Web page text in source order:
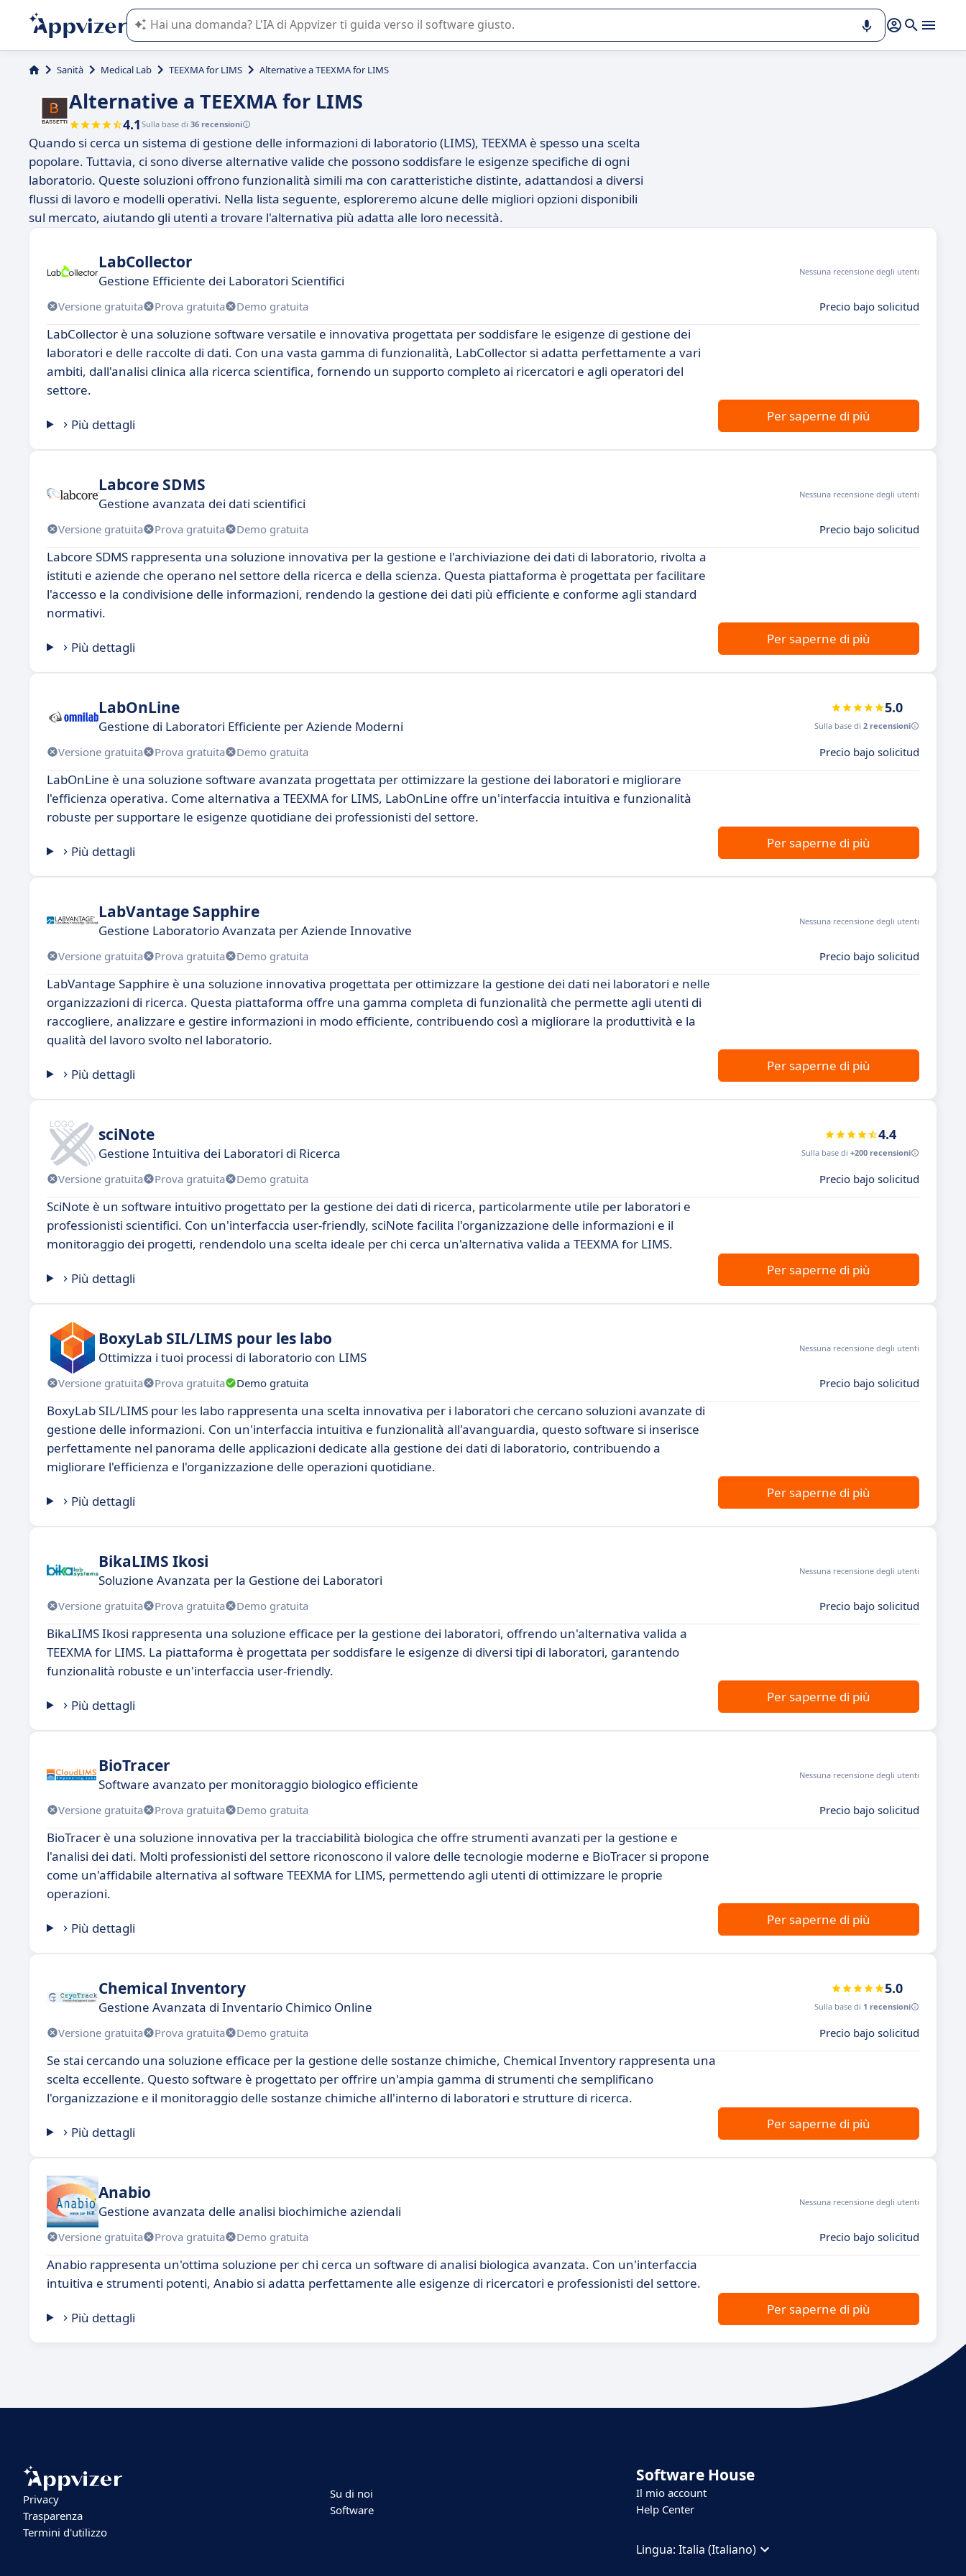
L'IA di Appvizer vi guida nell'utilizzo o nella scelta di un software SaaS per la vostra azienda.
Sanità Medical Lab TEEXMA for LIMS Alternative a TEEXMA for LIMS
Alternative a TEEXMA for LIMS
4.1 Sulla base di 36 recensioni
Quando si cerca un sistema di gestione delle informazioni di laboratorio (LIMS), TEEXMA è spesso una scelta
popolare. Tuttavia, ci sono diverse alternative valide che possono soddisfare le esigenze specifiche di ogni
laboratorio. Queste soluzioni offrono funzionalità simili ma con caratteristiche distinte, adattandosi a diversi
flussi di lavoro e modelli operativi. Nella lista seguente, esploreremo alcune delle migliori opzioni disponibili
sul mercato, aiutando gli utenti a trovare l'alternativa più adatta alle loro necessità.
LabCollector
Gestione Efficiente dei Laboratori Scientifici
Nessuna recensione degli utenti
Versione gratuita Prova gratuita Demo gratuita Precio bajo solicitud
LabCollector è una soluzione software versatile e innovativa progettata per soddisfare le esigenze di gestione dei
laboratori e delle raccolte di dati. Con una vasta gamma di funzionalità, LabCollector si adatta perfettamente a vari
ambiti, dall'analisi clinica alla ricerca scientifica, fornendo un supporto completo ai ricercatori e agli operatori del
settore.
Più dettagli
Per saperne di più
Labcore SDMS
Gestione avanzata dei dati scientifici
Nessuna recensione degli utenti
Versione gratuita Prova gratuita Demo gratuita Precio bajo solicitud
Labcore SDMS rappresenta una soluzione innovativa per la gestione e l'archiviazione dei dati di laboratorio, rivolta a
istituti e aziende che operano nel settore della ricerca e della scienza. Questa piattaforma è progettata per facilitare
l'accesso e la condivisione delle informazioni, rendendo la gestione dei dati più efficiente e conforme agli standard
normativi.
Più dettagli
Per saperne di più
LabOnLine
Gestione di Laboratori Efficiente per Aziende Moderni
5.0
Sulla base di 2 recensioni
Versione gratuita Prova gratuita Demo gratuita Precio bajo solicitud
LabOnLine è una soluzione software avanzata progettata per ottimizzare la gestione dei laboratori e migliorare
l'efficienza operativa. Come alternativa a TEEXMA for LIMS, LabOnLine offre un'interfaccia intuitiva e funzionalità
robuste per supportare le esigenze quotidiane dei professionisti del settore.
Più dettagli
Per saperne di più
LabVantage Sapphire
Gestione Laboratorio Avanzata per Aziende Innovative
Nessuna recensione degli utenti
Versione gratuita Prova gratuita Demo gratuita Precio bajo solicitud
LabVantage Sapphire è una soluzione innovativa progettata per ottimizzare la gestione dei dati nei laboratori e nelle
organizzazioni di ricerca. Questa piattaforma offre una gamma completa di funzionalità che permette agli utenti di
raccogliere, analizzare e gestire informazioni in modo efficiente, contribuendo così a migliorare la produttività e la
qualità del lavoro svolto nel laboratorio.
Più dettagli
Per saperne di più
sciNote
Gestione Intuitiva dei Laboratori di Ricerca
4.4
Sulla base di +200 recensioni
Versione gratuita Prova gratuita Demo gratuita Precio bajo solicitud
SciNote è un software intuitivo progettato per la gestione dei dati di ricerca, particolarmente utile per laboratori e
professionisti scientifici. Con un'interfaccia user-friendly, sciNote facilita l'organizzazione delle informazioni e il
monitoraggio dei progetti, rendendolo una scelta ideale per chi cerca un'alternativa valida a TEEXMA for LIMS.
Più dettagli
Per saperne di più
BoxyLab SIL/LIMS pour les labo
Ottimizza i tuoi processi di laboratorio con LIMS
Nessuna recensione degli utenti
Versione gratuita Prova gratuita Demo gratuita Precio bajo solicitud
BoxyLab SIL/LIMS pour les labo rappresenta una scelta innovativa per i laboratori che cercano soluzioni avanzate di
gestione delle informazioni. Con un'interfaccia intuitiva e funzionalità all'avanguardia, questo software si inserisce
perfettamente nel panorama delle applicazioni dedicate alla gestione dei dati di laboratorio, contribuendo a
migliorare l'efficienza e l'organizzazione delle operazioni quotidiane.
Più dettagli
Per saperne di più
BikaLIMS Ikosi
Soluzione Avanzata per la Gestione dei Laboratori
Nessuna recensione degli utenti
Versione gratuita Prova gratuita Demo gratuita Precio bajo solicitud
BikaLIMS Ikosi rappresenta una soluzione efficace per la gestione dei laboratori, offrendo un'alternativa valida a
TEEXMA for LIMS. La piattaforma è progettata per soddisfare le esigenze di diversi tipi di laboratori, garantendo
funzionalità robuste e un'interfaccia user-friendly.
Più dettagli
Per saperne di più
BioTracer
Software avanzato per monitoraggio biologico efficiente
Nessuna recensione degli utenti
Versione gratuita Prova gratuita Demo gratuita Precio bajo solicitud
BioTracer è una soluzione innovativa per la tracciabilità biologica che offre strumenti avanzati per la gestione e
l'analisi dei dati. Molti professionisti del settore riconoscono il valore delle tecnologie moderne e BioTracer si propone
come un'affidabile alternativa al software TEEXMA for LIMS, permettendo agli utenti di ottimizzare le proprie
operazioni.
Più dettagli
Per saperne di più
Chemical Inventory
Gestione Avanzata di Inventario Chimico Online
5.0
Sulla base di 1 recensioni
Versione gratuita Prova gratuita Demo gratuita Precio bajo solicitud
Se stai cercando una soluzione efficace per la gestione delle sostanze chimiche, Chemical Inventory rappresenta una
scelta eccellente. Questo software è progettato per offrire un'ampia gamma di strumenti che semplificano
l'organizzazione e il monitoraggio delle sostanze chimiche all'interno di laboratori e strutture di ricerca.
Più dettagli
Per saperne di più
Anabio
Gestione avanzata delle analisi biochimiche aziendali
Nessuna recensione degli utenti
Versione gratuita Prova gratuita Demo gratuita Precio bajo solicitud
Anabio rappresenta un'ottima soluzione per chi cerca un software di analisi biologica avanzata. Con un'interfaccia
intuitiva e strumenti potenti, Anabio si adatta perfettamente alle esigenze di ricercatori e professionisti del settore.
Più dettagli
Per saperne di più
Privacy
Trasparenza
Termini d'utilizzo
Su di noi
Software
Software House
Il mio account
Help Center
Lingua:Italia (Italiano)